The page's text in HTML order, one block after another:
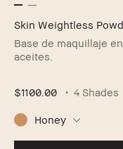
Skin Weightless
Base de maquillaje
aceites.
$1100.00 4 Shades
Honey